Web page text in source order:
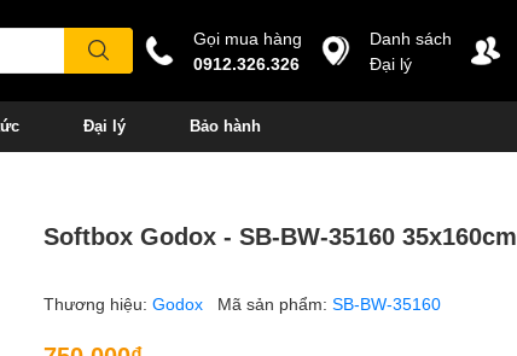
Gọi mua hàng
0912.326.326
Danh sách
Đại lý
Đại lý Bảo hành
Softbox Godox - SB-BW-35160 35x160cm
Thương hiệu: Godox Mã sản phẩm: SB-BW-35160